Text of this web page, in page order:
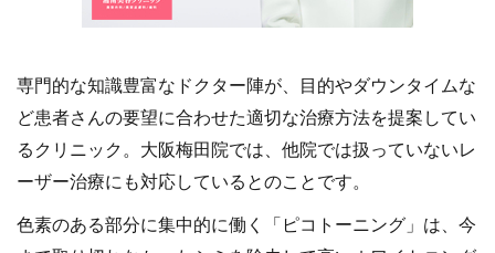
専門的な知識豊富なドクター陣が、目的やダウンタイムな
ど患者さんの要望に合わせた適切な治療方法を提案してい
るクリニック。大阪梅田院では、他院では扱っていないレ
ーザー治療にも対応しているとのことです。
色素のある部分に集中的に働く「ピコトーニング」は、今